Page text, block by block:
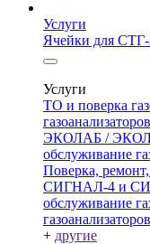
Услуги
Ячейки для
Услуги
ТО и поверка
ЭКОЛАБ /
обслуживание
Поверка,
СИГНАЛ-4 и
обслуживание
+ другие